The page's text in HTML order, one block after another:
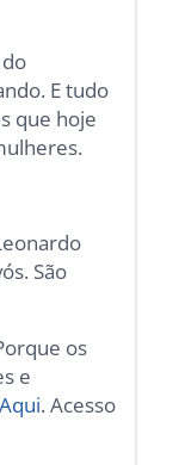
E tudo
que hoje
São
os
e
Aqui. Acesso